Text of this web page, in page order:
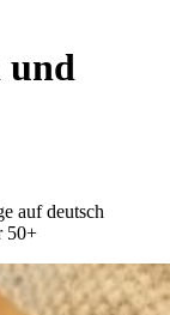
und
auf deutsch
50+